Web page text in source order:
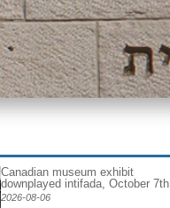
Canadian museum exhibit
downplayed intifada, October 7th
2026-08-06